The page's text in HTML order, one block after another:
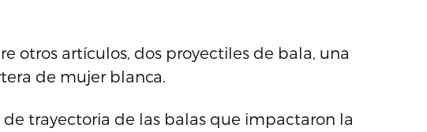
otros artículos, dos proyectiles de bala, una
de mujer blanca.
trayectoria de las balas que impactaron la